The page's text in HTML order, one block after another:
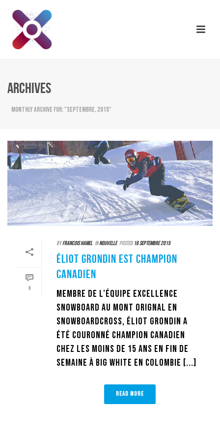
ARCHIVES
Monthly Archive for: "septembre, 2015"
0
ByFrancois Hamel InNouvelle Posted 16 septembre 2015
ÉLIOT GRONDIN EST CHAMPION
CANADIEN
Membre de l’équipe Excellence
Snowboard au Mont Orignal en
Snowboardcross, Éliot Grondin a
été couronné champion canadien
chez les moins de 15 ans en fin de
semaine à Big White en Colombie [...]
READ MORE